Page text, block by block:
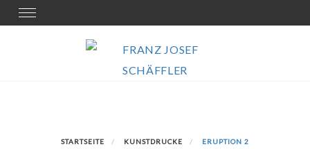
Skip
to
Toggle
navigation
STARTSEITE KUNSTDRUCKE ERUPTION 2